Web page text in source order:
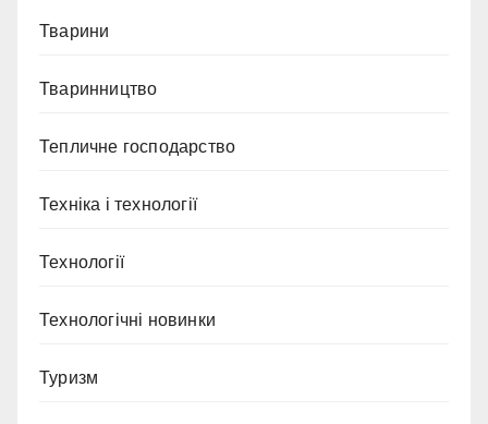
Тварини
Тваринництво
Тепличне господарство
Техніка і технології
Технології
Технологічні новинки
Туризм